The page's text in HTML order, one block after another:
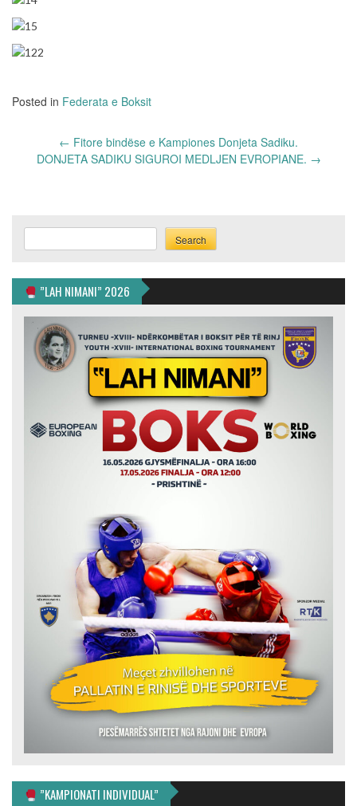
Posted in Federata e Boksit
navigation
← Fitore bindëse e Kampiones Donjeta Sadiku.
DONJETA SADIKU SIGUROI MEDLJEN EVROPIANE. →
Search
”LAH NIMANI” 2026
”KAMPIONATI INDIVIDUAL”